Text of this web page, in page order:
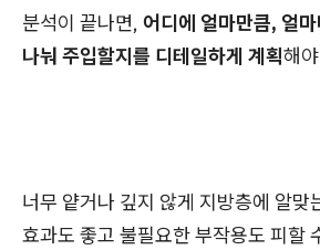
분석이 끝나면, 어디에 얼마만큼, 얼
나눠 주입할지를 디테일하게 계획해
너무 얕거나 깊지 않게 지방층에 알맞
효과도 좋고 불필요한 부작용도 피할